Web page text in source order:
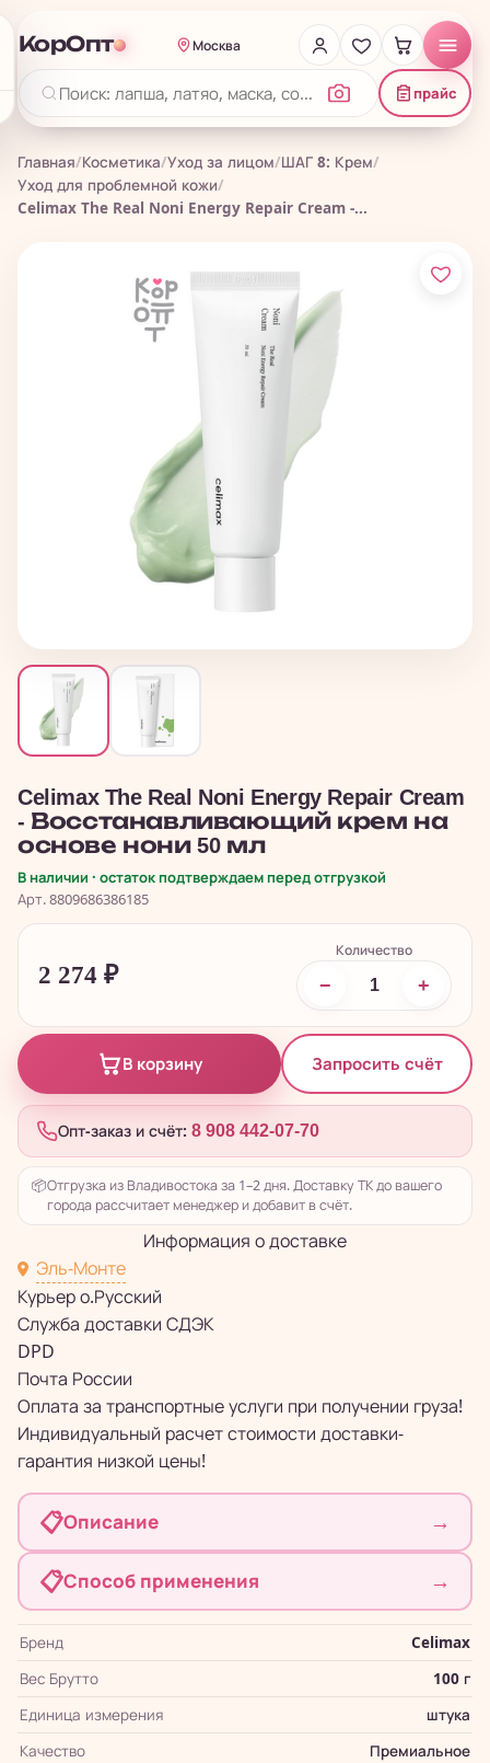
КорОпт Москва
прайс
Главная/Косметика/Уход за лицом/ШАГ 8: Крем/
Уход для проблемной кожи/
Celimax The Real Noni Energy Repair Cream -...
Celimax The Real Noni Energy Repair Cream
- Восстанавливающий крем на
основе нони 50 мл
В наличии · остаток подтверждаем перед отгрузкой
Арт. 8809686386185
2 274 ₽
Количество
− +
В корзину Запросить счёт
Опт-заказ и счёт: 8 908 442-07-70
📦Отгрузка из Владивостока за 1–2 дня. Доставку ТК до вашего
города рассчитает менеджер и добавит в счёт.
Информация о доставке
Эль-Монте
Курьер о.Русский
Служба доставки СДЭК
DPD
Почта России
Оплата за транспортные услуги при получении груза!
Индивидуальный расчет стоимости доставки-
гарантия низкой цены!
📋Описание →
📋Способ применения →
Бренд
Celimax
Вес Брутто
100 г
Единица измерения
штука
Качество
Премиальное